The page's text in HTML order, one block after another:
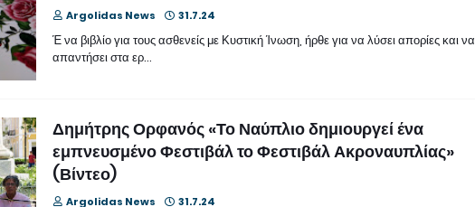
Argolidas News 31.7.24
Έ να βιβλίο για τους ασθενείς με Κυστική Ίνωση, ήρθε για να λύσει απορίες και να
απαντήσει στα ερ…
Δημήτρης Ορφανός «Το Ναύπλιο δημιουργεί ένα
εμπνευσμένο Φεστιβάλ το Φεστιβάλ Ακροναυπλίας»
(Βίντεο)
Argolidas News 31.7.24